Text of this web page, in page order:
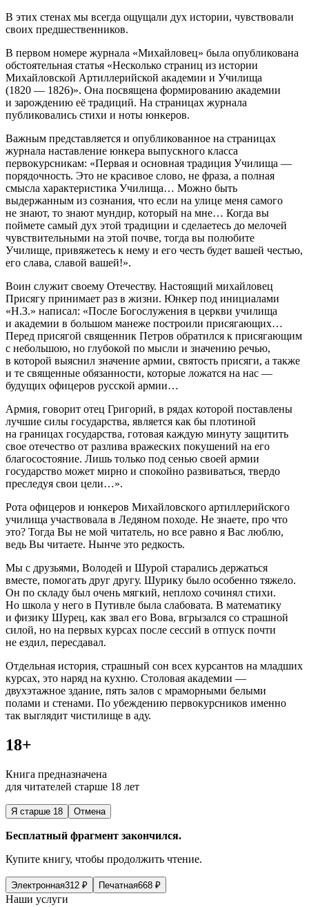
В этих стенах мы всегда ощущали дух истории, чувствовали
своих предшественников.
В первом номере журнала «Михайловец» была опубликована
обстоятельная статья «Несколько страниц из истории
Михайловской Артиллерийской академии и Училища
(1820 — 1826)». Она посвящена формированию академии
и зарождению её традиций. На страницах журнала
публиковались стихи и ноты юнкеров.
Важным представляется и опубликованное на страницах
журнала наставление юнкера выпускного класса
первокурсникам: «Первая и основная традиция Училища —
порядочность. Это не красивое слово, не фраза, а полная
смысла характеристика Училища… Можно быть
выдержанным из сознания, что если на улице меня самого
не знают, то знают мундир, который на мне… Когда вы
поймете самый дух этой традиции и сделаетесь до мелочей
чувствительными на этой почве, тогда вы полюбите
Училище, привяжетесь к нему и его честь будет вашей честью,
его слава, славой вашей!».
Воин служит своему Отечеству. Настоящий михайловец
Присягу принимает раз в жизни. Юнкер под инициалами
«Н.З.» написал: «После Богослужения в церкви училища
и академии в большом манеже построили присягающих…
Перед присягой священник Петров обратился к присягающим
с небольшою, но глубокой по мысли и значению речью,
в которой выяснил значение армии, святость присяги, а также
и те священные обязанности, которые ложатся на нас —
будущих офицеров русской армии…
Армия, говорит отец Григорий, в рядах которой поставлены
лучшие силы государства, является как бы плотиной
на границах государства, готовая каждую минуту защитить
свое отечество от разлива вражеских покушений на его
благосостояние. Лишь только под сенью своей армии
государство может мирно и спокойно развиваться, твердо
преследуя свои цели…».
Рота офицеров и юнкеров Михайловского артиллерийского
училища участвовала в Ледяном походе. Не знаете, про что
это? Тогда Вы не мой читатель, но все равно я Вас люблю,
ведь Вы читаете. Нынче это редкость.
Мы с друзьями, Володей и Шурой старались держаться
вместе, помогать друг другу. Шурику было особенно тяжело.
Он по складу был очень мягкий, неплохо сочинял стихи.
Но школа у него в Путивле была слабовата. В математику
и физику Шурец, как звал его Вова, вгрызался со страшной
силой, но на первых курсах после сессий в отпуск почти
не ездил, пересдавал.
Отдельная история, страшный сон всех курсантов на младших
курсах, это наряд на кухню. Столовая академии —
двухэтажное здание, пять залов с мраморными белыми
полами и стенами. По убеждению первокурсников именно
так выглядит чистилище в аду.
18+
Книга предназначена
для читателей старше 18 лет
Я старше 18 Отмена
Бесплатный фрагмент закончился.
Купите книгу, чтобы продолжить чтение.
Электронная312 ₽ Печатная668 ₽
Наши услуги